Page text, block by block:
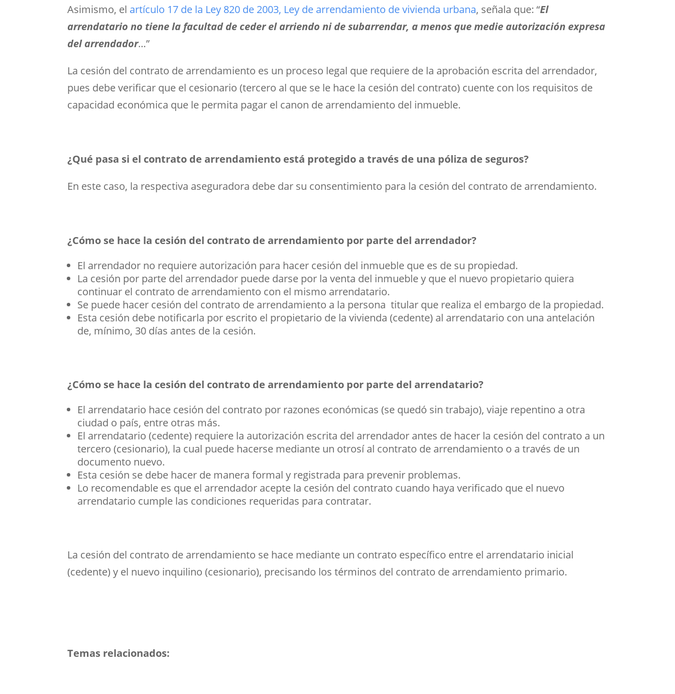
Asimismo, el artículo 17 de la Ley 820 de 2003, Ley de arrendamiento de vivienda urbana, señala que: “El
arrendatario no tiene la facultad de ceder el arriendo ni de subarrendar, a menos que medie autorización expresa
del arrendador…”
La cesión del contrato de arrendamiento es un proceso legal que requiere de la aprobación escrita del arrendador,
pues debe verificar que el cesionario (tercero al que se le hace la cesión del contrato) cuente con los requisitos de
capacidad económica que le permita pagar el canon de arrendamiento del inmueble.
¿Qué pasa si el contrato de arrendamiento está protegido a través de una póliza de seguros?
En este caso, la respectiva aseguradora debe dar su consentimiento para la cesión del contrato de arrendamiento.
¿Cómo se hace la cesión del contrato de arrendamiento por parte del arrendador?
El arrendador no requiere autorización para hacer cesión del inmueble que es de su propiedad.
La cesión por parte del arrendador puede darse por la venta del inmueble y que el nuevo propietario quiera
continuar el contrato de arrendamiento con el mismo arrendatario.
Se puede hacer cesión del contrato de arrendamiento a la persona titular que realiza el embargo de la propiedad.
Esta cesión debe notificarla por escrito el propietario de la vivienda (cedente) al arrendatario con una antelación
de, mínimo, 30 días antes de la cesión.
¿Cómo se hace la cesión del contrato de arrendamiento por parte del arrendatario?
El arrendatario hace cesión del contrato por razones económicas (se quedó sin trabajo), viaje repentino a otra
ciudad o país, entre otras más.
El arrendatario (cedente) requiere la autorización escrita del arrendador antes de hacer la cesión del contrato a un
tercero (cesionario), la cual puede hacerse mediante un otrosí al contrato de arrendamiento o a través de un
documento nuevo.
Esta cesión se debe hacer de manera formal y registrada para prevenir problemas.
Lo recomendable es que el arrendador acepte la cesión del contrato cuando haya verificado que el nuevo
arrendatario cumple las condiciones requeridas para contratar.
La cesión del contrato de arrendamiento se hace mediante un contrato específico entre el arrendatario inicial
(cedente) y el nuevo inquilino (cesionario), precisando los términos del contrato de arrendamiento primario.
Temas relacionados: